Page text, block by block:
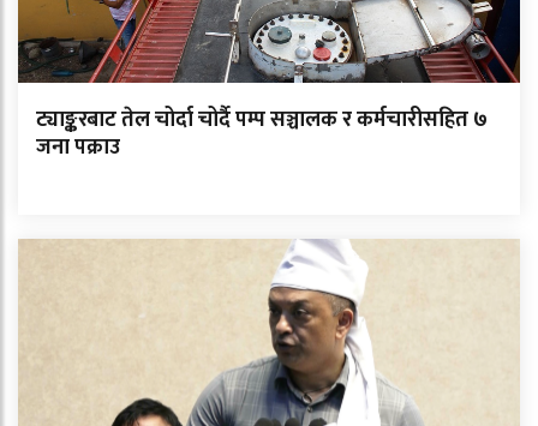
ट्याङ्करबाट तेल चोर्दा चोर्दै पम्प सञ्चालक र कर्मचारीसहित ७
जना पक्राउ